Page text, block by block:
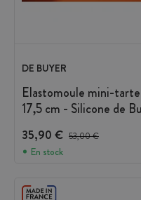
DE BUYER
Elastomoule mini-
17,5 cm - Silicone de
35,90 € Prix avant réduction :
53,00 €
En stock